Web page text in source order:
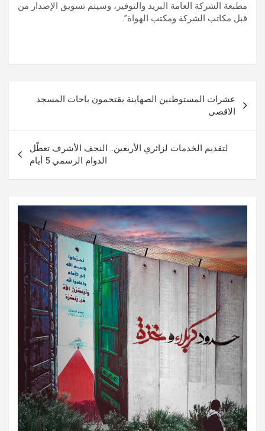
مطبعة الشركة العامة البريد والتوفير، وسيتم تسويق الإصدار من
قبل مكاتب الشركة ومكتب الهواة”.
المقالات
عشرات المستوطنين الصهاينة يقتحمون باحات المسجد
الاقصى
لتقديم الخدمات لزائري الأربعين.. النجف الأشرف تعطّل
الدوام الرسمي 5 أيام